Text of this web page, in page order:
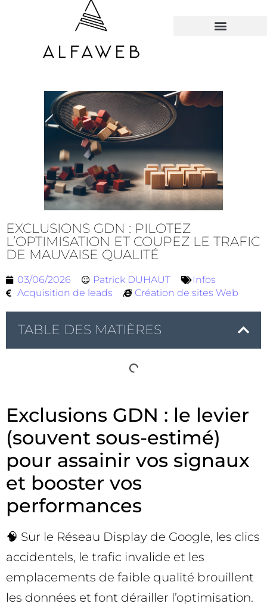
EXCLUSIONS GDN : PILOTEZ
L’OPTIMISATION ET COUPEZ LE TRAFIC
DE MAUVAISE QUALITÉ
03/06/2026 Patrick DUHAUT
Infos
Acquisition de leads
Création de sites Web
TABLE DES MATIÈRES
Exclusions GDN : le levier
(souvent sous-estimé)
pour assainir vos signaux
et booster vos
performances
🧠 Sur le Réseau Display de Google, les clics
accidentels, le trafic invalide et les
emplacements de faible qualité brouillent
les données et font dérailler l’optimisation.